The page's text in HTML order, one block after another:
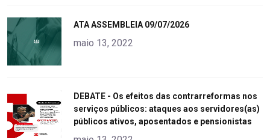
alt="product">
ATA ASSEMBLEIA 09/07/2026
maio 13, 2022
alt="product">
DEBATE - Os efeitos das contrarreformas nos
serviços públicos: ataques aos servidores(as)
públicos ativos, aposentados e pensionistas